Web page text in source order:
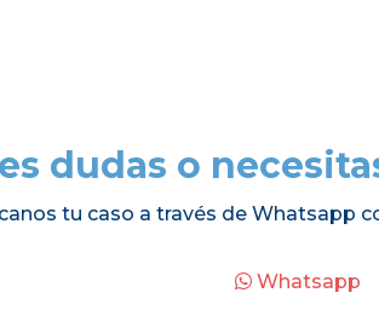
dudas o
tu caso a través de Whatsapp
Whatsapp